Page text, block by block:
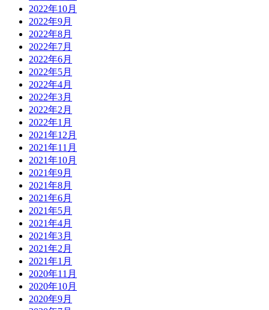
2022年10月
2022年9月
2022年8月
2022年7月
2022年6月
2022年5月
2022年4月
2022年3月
2022年2月
2022年1月
2021年12月
2021年11月
2021年10月
2021年9月
2021年8月
2021年6月
2021年5月
2021年4月
2021年3月
2021年2月
2021年1月
2020年11月
2020年10月
2020年9月